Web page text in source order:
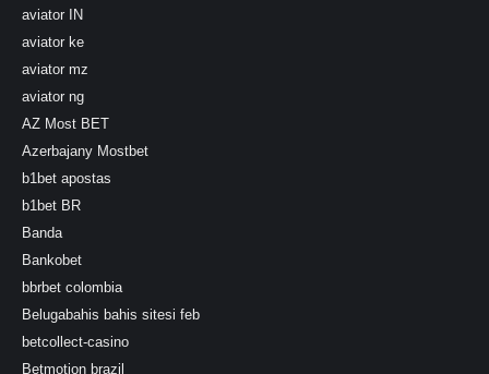
aviator IN
aviator ke
aviator mz
aviator ng
AZ Most BET
Azerbajany Mostbet
b1bet apostas
b1bet BR
Banda
Bankobet
bbrbet colombia
Belugabahis bahis sitesi feb
betcollect-casino
Betmotion brazil